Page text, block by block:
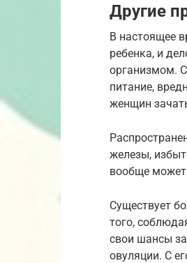
Другие
В настоящее
ребенка, и
организмом.
питание,
женщин
железы,
вообще может
Существует
того,
свои шансы
овуляции. С